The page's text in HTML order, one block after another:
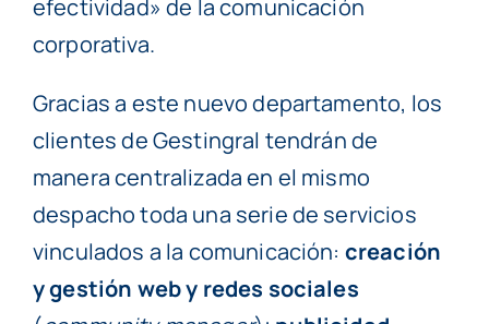
efectividad» de la comunicación
corporativa.
Gracias a este nuevo departamento, los
clientes de Gestingral tendrán de
manera centralizada en el mismo
despacho toda una serie de servicios
vinculados a la comunicación: creación
y gestión web y redes sociales